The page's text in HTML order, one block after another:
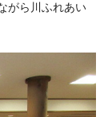
がら川ふれあい